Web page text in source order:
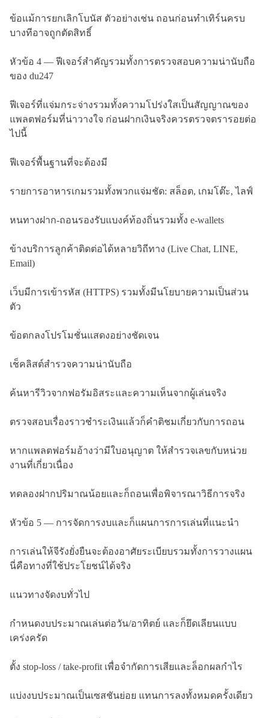
ข้อแม้การยกเลิกโบนัส ตัวอย่างเช่น ถอนก่อนทำเทิร์นครบ
บางทีอาจถูกตัดสิทธิ์
หัวข้อ 4 — ฟีเจอร์สำคัญรวมทั้งการตรวจสอบความน่านับถือ
ของ du247
ฟีเจอร์ที่แจ่มกระจ่างรวมทั้งความโปร่งใสเป็นสัญญาณของ
แพลตฟอร์มที่น่าวางใจ ก่อนฝากเงินจริงควรตรวจตรารอยต่อ
ไปนี้
ฟีเจอร์พื้นฐานที่จะต้องมี
รายการอาหารเกมรวมทั้งพวกแจ่มชัด: สล็อต, เกมโต๊ะ, ไลฟ์
หนทางฝาก-ถอนรองรับแบงค์ท้องถิ่นรวมทั้ง e-wallets
ข้างบริการลูกค้าติดต่อได้หลายวิถีทาง (Live Chat, LINE,
Email)
เว็บมีการเข้ารหัส (HTTPS) รวมทั้งมีนโยบายความเป็นส่วน
ตัว
ข้อตกลงโปรโมชั่นแสดงอย่างชัดเจน
เช็คลิสต์สำรวจความน่านับถือ
ค้นหารีวิวจากฟอรัมอิสระและความเห็นจากผู้เล่นจริง
ตรวจสอบเรื่องราวชำระเงินแล้วก็คำติชมเกี่ยวกับการถอน
หากแพลตฟอร์มอ้างว่ามีใบอนุญาต ให้สำรวจเลขกับหน่วย
งานที่เกี่ยวเนื่อง
ทดลองฝากปริมาณน้อยและก็ถอนเพื่อพิจารณาวิธีการจริง
หัวข้อ 5 — การจัดการงบและก็แผนการการเล่นที่แนะนำ
การเล่นให้จีรังยั่งยืนจะต้องอาศัยระเบียบรวมทั้งการวางแผน
นี่คือทางที่ใช้ประโยชน์ได้จริง
แนวทางจัดงบทั่วไป
กำหนดงบประมาณเล่นต่อวัน/อาทิตย์ และก็ยึดเลียนแบบ
เคร่งครัด
ตั้ง stop-loss / take-profit เพื่อจำกัดการเสียและล็อกผลกำไร
แบ่งงบประมาณเป็นเซสชันย่อย แทนการลงทั้งหมดครั้งเดียว